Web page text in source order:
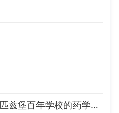
美国杜肯大学怎么样：匹兹堡百年学校的药学护理优势与申请指南